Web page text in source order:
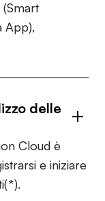
App),
delle
Cloud è
e iniziare